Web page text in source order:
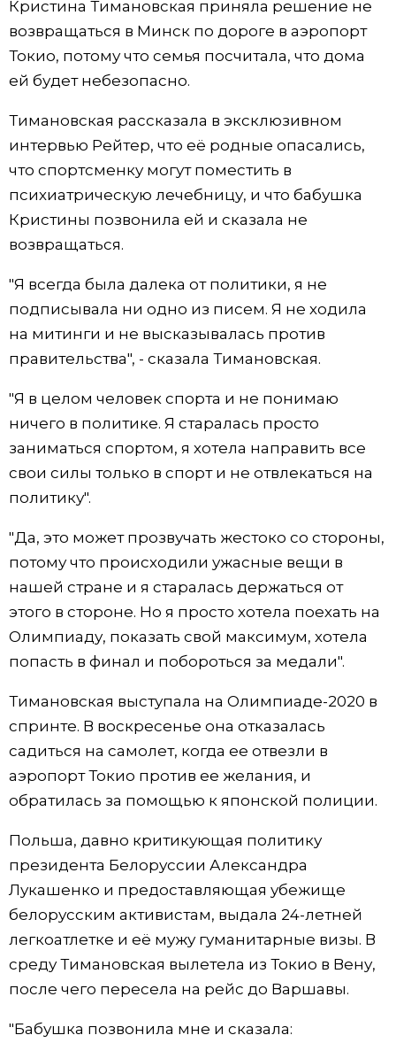
Технологии
Токио
От редакции
Кристина Тимановская приняла решение не
возвращаться в Минск по дороге в аэропорт
Токио, потому что семья посчитала, что дома
ей будет небезопасно.
Тимановская рассказала в эксклюзивном
интервью Рейтер, что её родные опасались,
что спортсменку могут поместить в
психиатрическую лечебницу, и что бабушка
Кристины позвонила ей и сказала не
возвращаться.
"Я всегда была далека от политики, я не
подписывала ни одно из писем. Я не ходила
на митинги и не высказывалась против
правительства", - сказала Тимановская.
"Я в целом человек спорта и не понимаю
ничего в политике. Я старалась просто
заниматься спортом, я хотела направить все
свои силы только в спорт и не отвлекаться на
политику".
"Да, это может прозвучать жестоко со стороны,
потому что происходили ужасные вещи в
нашей стране и я старалась держаться от
этого в стороне. Но я просто хотела поехать на
Олимпиаду, показать свой максимум, хотела
попасть в финал и побороться за медали".
Тимановская выступала на Олимпиаде-2020 в
спринте. В воскресенье она отказалась
садиться на самолет, когда ее отвезли в
аэропорт Токио против ее желания, и
обратилась за помощью к японской полиции.
Польша, давно критикующая политику
президента Белоруссии Александра
Лукашенко и предоставляющая убежище
белорусским активистам, выдала 24-летней
легкоатлетке и её мужу гуманитарные визы. В
среду Тимановская вылетела из Токио в Вену,
после чего пересела на рейс до Варшавы.
"Бабушка позвонила мне и сказала: